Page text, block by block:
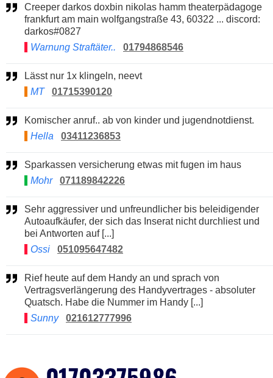
Creeper darkos doxbin nikolas hamm theaterpädagoge
frankfurt am main wolfgangstraße 43, 60322 ... discord:
darkos#0827
Warnung Straftäter..
01794868546
Lässt nur 1x klingeln, neevt
MT
01715390120
Komischer anruf.. ab von kinder und jugendnotdienst.
Hella
03411236853
Sparkassen versicherung etwas mit fugen im haus
Mohr
071189842226
Sehr aggressiver und unfreundlicher bis beleidigender
Autoaufkäufer, der sich das Inserat nicht durchliest und
bei Antworten auf [...]
Ossi
051095647482
Rief heute auf dem Handy an und sprach von
Vertragsverlängerung des Handyvertrages - absoluter
Quatsch. Habe die Nummer im Handy [...]
Sunny
021612777996